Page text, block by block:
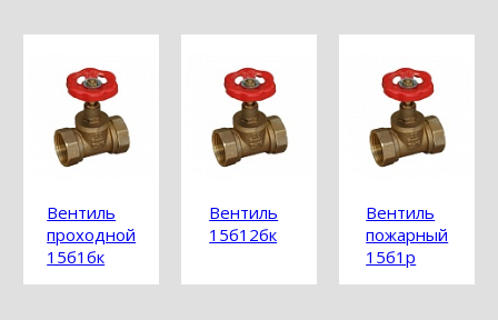
Вентиль
проходной
15б1бк
Вентиль
15б12бк
Вентиль
пожарный
15б1р